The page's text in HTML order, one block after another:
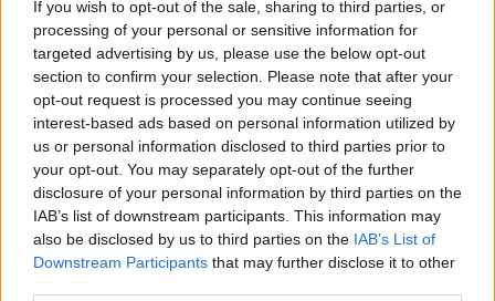
If you wish to opt-out of the sale, sharing to third parties, or
processing of your personal or sensitive information for
targeted advertising by us, please use the below opt-out
section to confirm your selection. Please note that after your
opt-out request is processed you may continue seeing
interest-based ads based on personal information utilized by
us or personal information disclosed to third parties prior to
your opt-out. You may separately opt-out of the further
disclosure of your personal information by third parties on the
IAB’s list of downstream participants. This information may
also be disclosed by us to third parties on the IAB’s List of
Downstream Participants that may further disclose it to other
La présente page de téléchargement a été vue 930 fois depuis
l'envoi du fichier
Page de téléchargement
https://www.petit-fichier.fr/2017/11/16/asv1/ Copier
Partager le fichier ASV1.pdf sur
le Web et les réseaux sociaux: